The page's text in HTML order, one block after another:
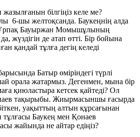
білгіңіз келе ме?
6-шы желтоқсанда. Баукеңнің алда
Ұрпақ Бауыржан Момышұлының
жүздігін де атап өтті. Бір бойына
қандай тұлға дегің келеді
Батыр өміріндегі түрлі
орала жатармыз. Дегенмен, мына бір
қиюластыра кетсек қайтеді? Ол
тақырыбы. Жиырмасыншы ғасырда
уақыттың алтын құрсағынан
Баукең мен Қонаев
жайында не айтар едіңіз?